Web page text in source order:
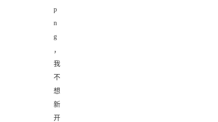
p
n
g
，
我
不
想
新
开